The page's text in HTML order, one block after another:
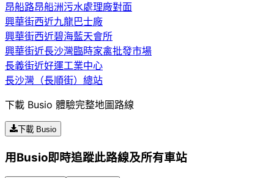
昂船路昂船洲污水處理廠對面
興華街西近九龍巴士廠
興華街西近碧海藍天會所
興華街近長沙灣臨時家禽批發市場
長義街近好運工業中心
長沙灣（長順街）總站
下載 Busio 體驗完整地圖路線
下載 Busio
用Busio即時追蹤此路線及所有車站